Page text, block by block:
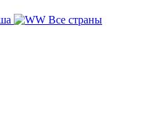
Все страны